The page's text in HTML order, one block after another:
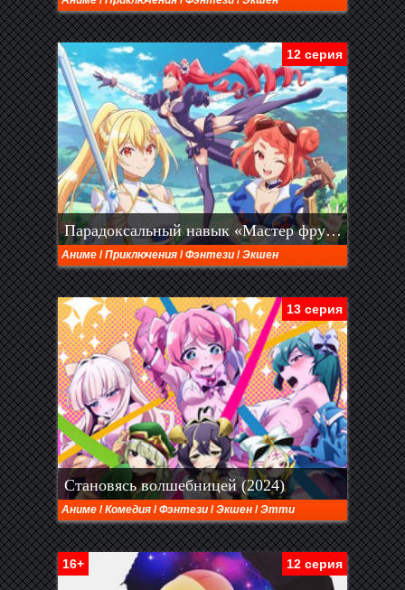
12 серия
Парадоксальный навык «Мастер фруктов»: Навык, позволяющий есть бесконечное число фруктов (правда, вы умрёте, лишь откусив их) (2025)
Аниме /Приключения /Фэнтези /Экшен
13 серия
Становясь волшебницей (2024)
Аниме /Комедия /Фэнтези /Экшен /Этти
12 серия
16+